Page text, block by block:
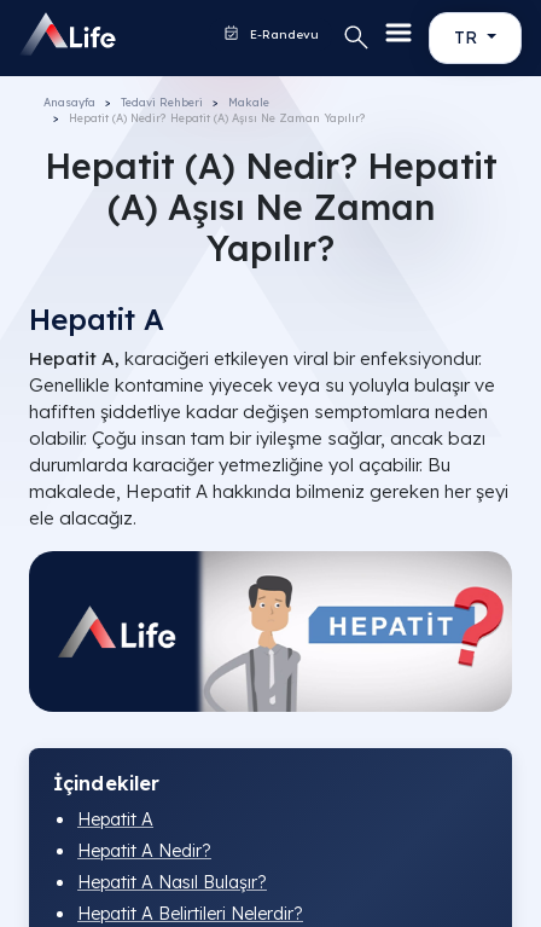
TR
E-Randevu
Anasayfa Tedavi Rehberi
Makale
Hepatit (A) Nedir? Hepatit (A) Aşısı Ne Zaman Yapılır?
Hepatit (A) Nedir? Hepatit
(A) Aşısı Ne Zaman
Yapılır?
Hepatit A
Hepatit A, karaciğeri etkileyen viral bir enfeksiyondur.
Genellikle kontamine yiyecek veya su yoluyla bulaşır ve
hafiften şiddetliye kadar değişen semptomlara neden
olabilir. Çoğu insan tam bir iyileşme sağlar, ancak bazı
durumlarda karaciğer yetmezliğine yol açabilir. Bu
makalede, Hepatit A hakkında bilmeniz gereken her şeyi
ele alacağız.
İçindekiler
Hepatit A
Hepatit A Nedir?
Hepatit A Nasıl Bulaşır?
Hepatit A Belirtileri Nelerdir?